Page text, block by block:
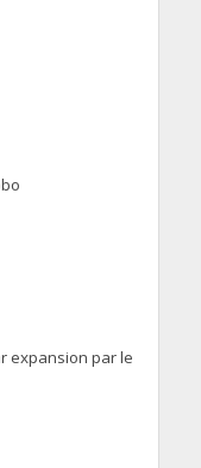
expansion par le